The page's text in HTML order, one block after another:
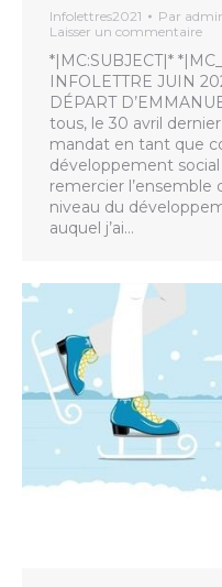
Infolettres2021 Par
Laisser un commentaire
*|MC:SUBJECT|*
INFOLETTRE JUIN
DÉPART
tous, le 30 avril
mandat en tant que
développement
remercier
niveau du
auquel j’ai…